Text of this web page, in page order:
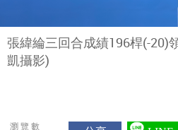
張緯綸三回合成績196桿(-20)
凱攝影)
瀏覽數